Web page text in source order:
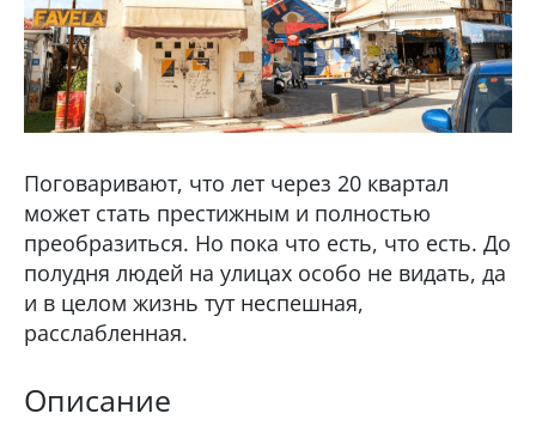
Поговаривают, что лет через 20 квартал
может стать престижным и полностью
преобразиться. Но пока что есть, что есть. До
полудня людей на улицах особо не видать, да
и в целом жизнь тут неспешная,
расслабленная.
Описание